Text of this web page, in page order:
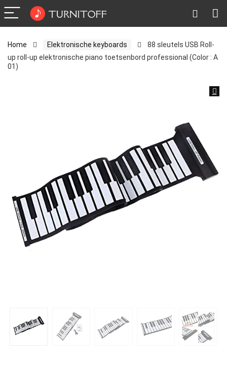
Home Elektronische keyboards
88 sleutels USB Roll-
up roll-up elektronische piano toetsenbord professional (Color : A
01)